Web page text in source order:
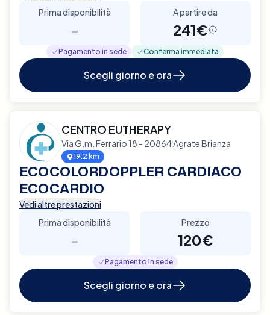
Prima disponibilità
-
A partire da
241€
Pagamento in sede Conferma immediata
Scegli giorno e ora
CENTRO EUTHERAPY
Via G.m. Ferrario 18 - 20864 Agrate Brianza
19.2 km
ECOCOLORDOPPLER CARDIACO
ECOCARDIO
Vedi altre prestazioni
Prima disponibilità
-
Prezzo
120€
Pagamento in sede
Scegli giorno e ora